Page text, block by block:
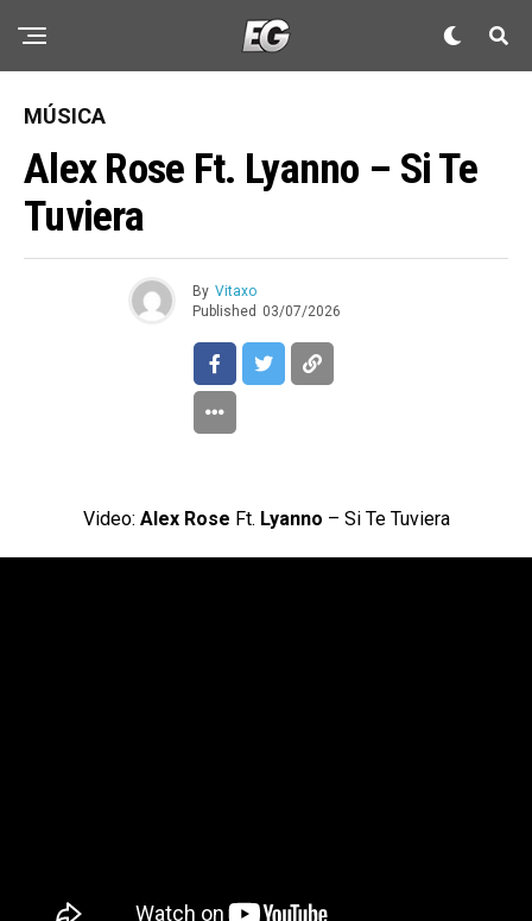
MÚSICA
Alex Rose Ft. Lyanno – Si Te
Tuviera
By Vitaxo
Published 03/07/2026
Video: Alex Rose Ft. Lyanno – Si Te Tuviera